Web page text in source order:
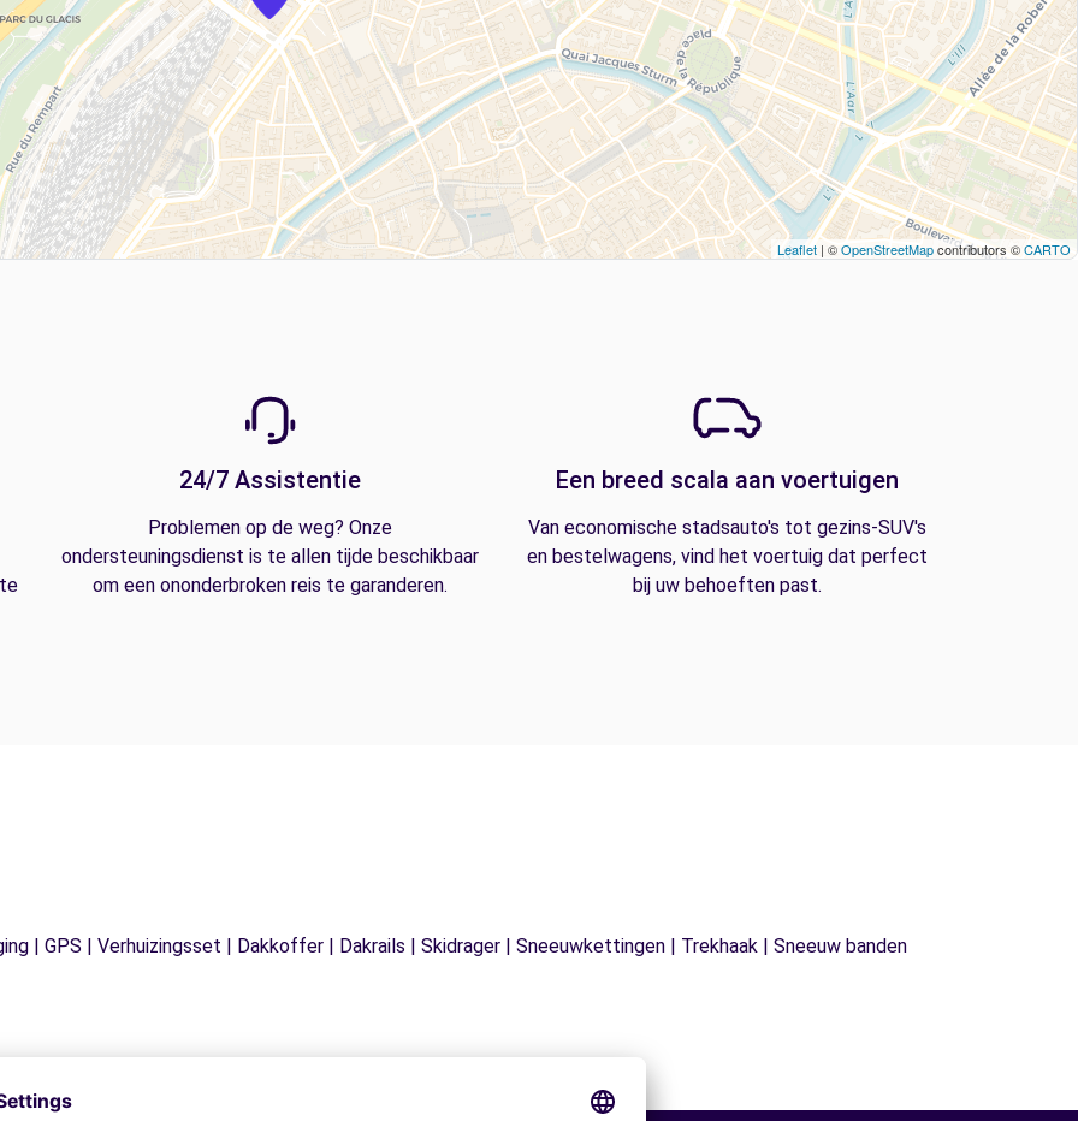
Leaflet | ©OpenStreetMapcontributors ©CARTO
24/7 Assistentie
Problemen op de weg? Onze
ondersteuningsdienst is te allen tijde beschikbaar
om een ononderbroken reis te garanderen.
Een breed scala aan voertuigen
Van economische stadsauto's tot gezins-SUV's
en bestelwagens, vind het voertuig dat perfect
bij uw behoeften past.
| GPS | Verhuizingsset | Dakkoffer | Dakrails | Skidrager | Sneeuwkettingen | Trekhaak | Sneeuw banden